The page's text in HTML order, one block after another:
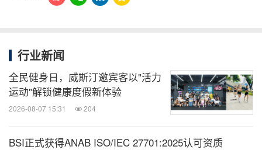
行业新闻
全民健身日，威斯汀邀宾客以"活力
运动"解锁健康度假新体验
2026-08-07 15:31 204
BSI正式获得ANAB ISO/IEC 27701:2025认可资质